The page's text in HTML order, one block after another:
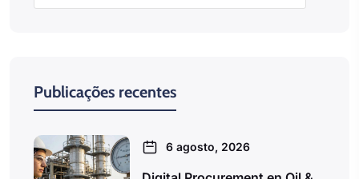
Publicações recentes
6 agosto, 2026